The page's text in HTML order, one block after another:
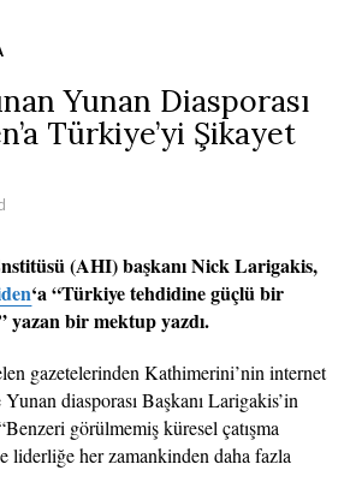
Yunan Diasporası
Türkiye’yi Şikayet
(AHI) başkanı Nick Larigakis,
‘a “Türkiye tehdidine güçlü bir
yazan bir mektup yazdı.
gazetelerinden Kathimerini’nin internet
diasporası Başkanı Larigakis’in
görülmemiş küresel çatışma
liderliğe her zamankinden daha fazla